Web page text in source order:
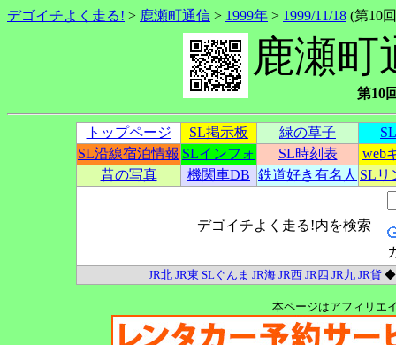
デゴイチよく走る! > 鹿瀬町通信 > 1999年 > 1999/11/18 (第10
鹿瀬町
第10
トップページ SL掲示板 緑の草子
SL沿線宿泊情報 SLインフォ SL時刻表
web
昔の写真
機関車DB 鉄道好き有名人 SLリ
デゴイチよく走る!内を検索
JR北 JR東 SLぐんま JR海 JR西 JR四 JR九 JR貨
本ページはアフィリエ